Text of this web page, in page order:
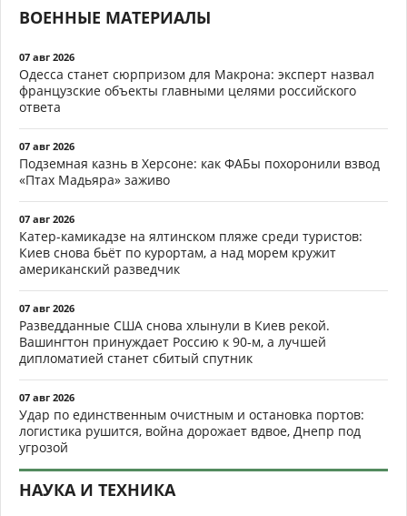
ВОЕННЫЕ МАТЕРИАЛЫ
07 авг 2026
Одесса станет сюрпризом для Макрона: эксперт назвал
французские объекты главными целями российского
ответа
07 авг 2026
Подземная казнь в Херсоне: как ФАБы похоронили взвод
«Птах Мадьяра» заживо
07 авг 2026
Катер-камикадзе на ялтинском пляже среди туристов:
Киев снова бьёт по курортам, а над морем кружит
американский разведчик
07 авг 2026
Разведданные США снова хлынули в Киев рекой.
Вашингтон принуждает Россию к 90-м, а лучшей
дипломатией станет сбитый спутник
07 авг 2026
Удар по единственным очистным и остановка портов:
логистика рушится, война дорожает вдвое, Днепр под
угрозой
НАУКА И ТЕХНИКА